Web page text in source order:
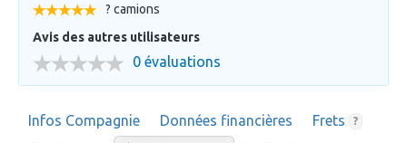
? camions
Avis des autres utilisateurs
0 évaluations
Infos Compagnie Données financières Frets ?